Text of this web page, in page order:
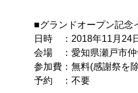
■グランドオープン記念
日時 ：2018年11月24
会場 ：愛知県瀬戸市
参加費：無料(感謝祭を
予約 ：不要